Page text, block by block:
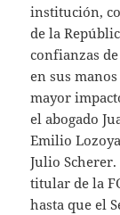
institución,
de la
confianzas
en sus
mayor
el abogado
Emilio
Julio
titular de la
hasta que el